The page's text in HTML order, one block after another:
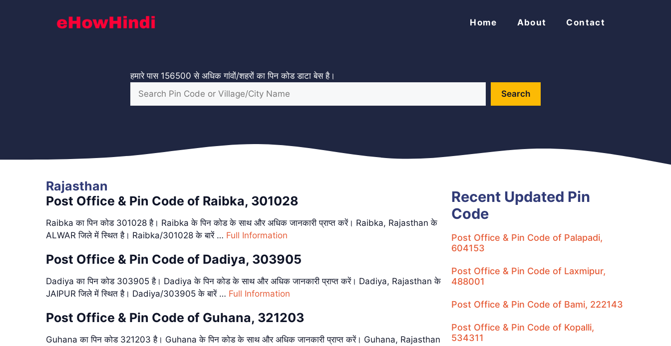
Home About Contact
हमारे पास 156500 से अधिक गांवों/शहरों का पिन कोड डाटा बेस है।
Search
Rajasthan
Post Office & Pin Code of Raibka, 301028
Raibka का पिन कोड 301028 है। Raibka के पिन कोड के साथ और अधिक जानकारी प्राप्त करें। Raibka, Rajasthan के
ALWAR जिले में स्थित है। Raibka/301028 के बारें … Full Information
Post Office & Pin Code of Dadiya, 303905
Dadiya का पिन कोड 303905 है। Dadiya के पिन कोड के साथ और अधिक जानकारी प्राप्त करें। Dadiya, Rajasthan के
JAIPUR जिले में स्थित है। Dadiya/303905 के बारें … Full Information
Post Office & Pin Code of Guhana, 321203
Guhana का पिन कोड 321203 है। Guhana के पिन कोड के साथ और अधिक जानकारी प्राप्त करें। Guhana, Rajasthan
Recent Updated Pin
Code
Post Office & Pin Code of Palapadi,
604153
Post Office & Pin Code of Laxmipur,
488001
Post Office & Pin Code of Bami, 222143
Post Office & Pin Code of Kopalli,
534311